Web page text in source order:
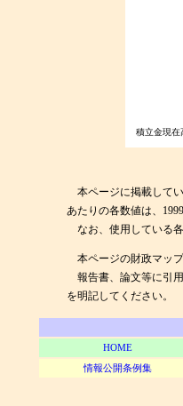
積立金現在
本ページに掲載して
あたりの各数値は、
なお、使用している
本ページの財政マップ
報告書、論文等に引
を明記してください。
HOME
情報公開条例集